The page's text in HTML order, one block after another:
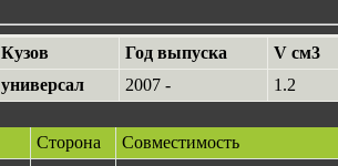
Кузов Год выпуска V см3
универсал 2007 - 1.2
Сторона Совместимость